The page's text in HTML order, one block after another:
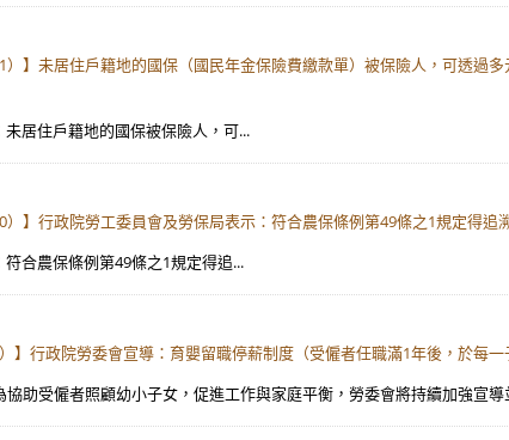
】未居住戶籍地的國保（國民年金保險費繳款單）被保險人，可透過
居住戶籍地的國保被保險人，可...
】行政院勞工委員會及勞保局表示：符合農保條例第49條之1規定得
合農保條例第49條之1規定得追...
】行政院勞委會宣導：育嬰留職停薪制度（受僱者任職滿1年後，於每
助受僱者照顧幼小子女，促進工作與家庭平衡，勞委會將持續加強宣導